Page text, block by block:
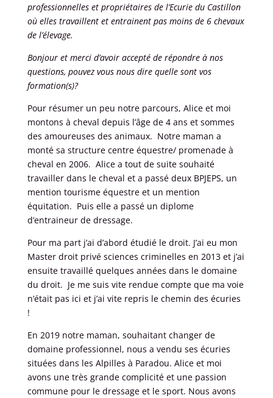
professionnelles et propriétaires de l’Ecurie du Castillon
où elles travaillent et entrainent pas moins de 6 chevaux
de l’élevage.
Bonjour et merci d’avoir accepté de répondre à nos
questions, pouvez vous nous dire quelle sont vos
formation(s)?
Pour résumer un peu notre parcours, Alice et moi
montons à cheval depuis l’âge de 4 ans et sommes
des amoureuses des animaux. Notre maman a
monté sa structure centre équestre/ promenade à
cheval en 2006. Alice a tout de suite souhaité
travailler dans le cheval et a passé deux BPJEPS, un
mention tourisme équestre et un mention
équitation. Puis elle a passé un diplome
d’entraineur de dressage.
Pour ma part j’ai d’abord étudié le droit. J’ai eu mon
Master droit privé sciences criminelles en 2013 et j’ai
ensuite travaillé quelques années dans le domaine
du droit. Je me suis vite rendue compte que ma voie
n’était pas ici et j’ai vite repris le chemin des écuries
!
En 2019 notre maman, souhaitant changer de
domaine professionnel, nous a vendu ses écuries
situées dans les Alpilles à Paradou. Alice et moi
avons une très grande complicité et une passion
commune pour le dressage et le sport. Nous avons